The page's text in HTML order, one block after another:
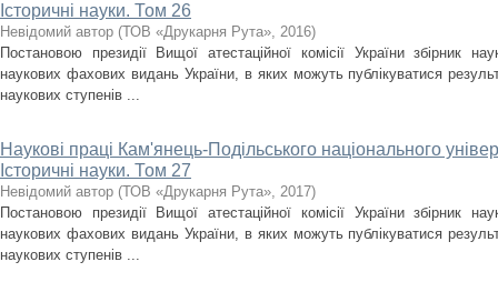
Історичні науки. Том 26
Невідомий автор (ТОВ «Друкарня Рута», 2016)
Постановою президії Вищої атестаційної комісії України збірник
наукових фахових видань України, в яких можуть публікуватися
наукових ступенів ...
Наукові праці Кам'янець-Подільського національного
Історичні науки. Том 27
Невідомий автор (ТОВ «Друкарня Рута», 2017)
Постановою президії Вищої атестаційної комісії України збірник
наукових фахових видань України, в яких можуть публікуватися
наукових ступенів ...